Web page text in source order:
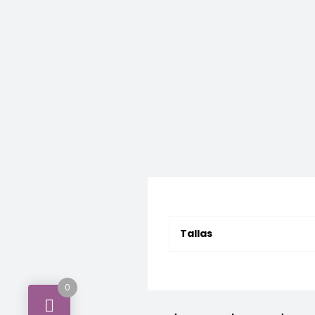
Tallas
0